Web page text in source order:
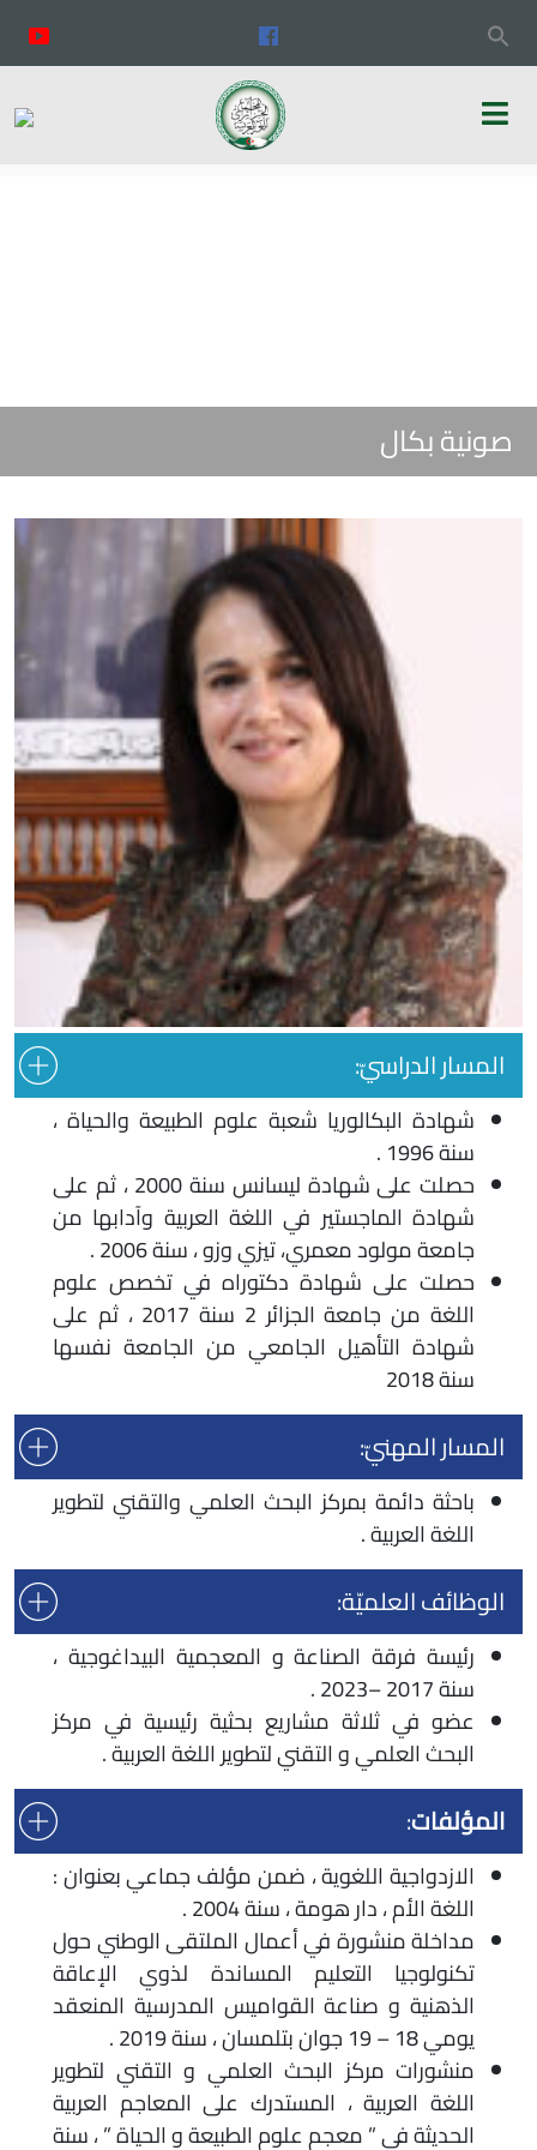
صونية بكال
المسار الدراسيّ:
شهادة البكالوريا شعبة علوم الطبيعة والحياة ،
سنة 1996 .
حصلت على شهادة ليسانس سنة 2000 ، ثم على
شهادة الماجستير في اللغة العربية وآدابها من
جامعة مولود معمري، تيزي وزو ، سنة 2006 .
حصلت على شهادة دكتوراه في تخصص علوم
اللغة من جامعة الجزائر 2 سنة 2017 ، ثم على
شهادة التأهيل الجامعي من الجامعة نفسها
سنة 2018
المسار المهنيّ:
باحثة دائمة بمركز البحث العلمي والتقني لتطوير
اللغة العربية .
الوظائف العلميّة:
رئيسة فرقة الصناعة و المعجمية البيداغوجية ،
سنة 2017 –2023 .
عضو في ثلاثة مشاريع بحثية رئيسية في مركز
البحث العلمي و التقني لتطوير اللغة العربية .
المؤلفات:
الازدواجية اللغوية ، ضمن مؤلف جماعي بعنوان :
اللغة الأم ، دار هومة ، سنة 2004 .
مداخلة منشورة في أعمال الملتقى الوطني حول
تكنولوجيا التعليم المساندة لذوي الإعاقة
الذهنية و صناعة القواميس المدرسية المنعقد
يومي 18 – 19 جوان بتلمسان ، سنة 2019 .
منشورات مركز البحث العلمي و التقني لتطوير
اللغة العربية ، المستدرك على المعاجم العربية
الحديثة في ” معجم علوم الطبيعة و الحياة ” ، سنة